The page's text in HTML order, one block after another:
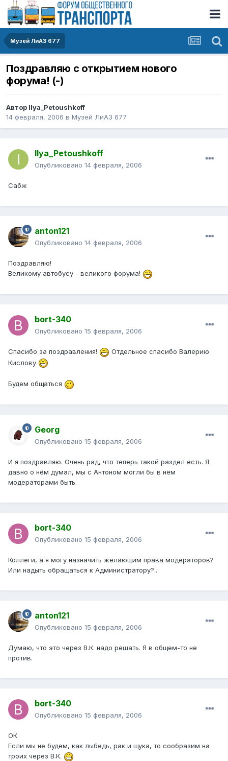
Музей ЛиАЗ 677
Поздравляю с открытием нового
форума! (-)
Автор Ilya_Petoushkoff
14 февраля, 2006 в Музей ЛиАЗ 677
Ilya_Petoushkoff
Опубликовано 14 февраля, 2006
Сабж
anton121
Опубликовано 14 февраля, 2006
Поздравляю!
Великому автобусу - великого форума!
bort-340
Опубликовано 15 февраля, 2006
Спасибо за поздравления!
Отдельное спасибо Валерию
Кислову
Будем общаться
Georg
Опубликовано 15 февраля, 2006
И я поздравляю. Очень рад, что теперь такой раздел есть. Я
давно о нём думал, мы с Антоном могли бы в нём
модераторами быть.
bort-340
Опубликовано 15 февраля, 2006
Коллеги, а я могу назначить желающим права модераторов?
Или надыть обращаться к Администратору?..
anton121
Опубликовано 15 февраля, 2006
Думаю, что это через В.К. надо решать. Я в общем-то не
против.
bort-340
Опубликовано 15 февраля, 2006
ОК
Если мы не будем, как лыбедь, рак и щука, то сообразим на
троих через В.К.